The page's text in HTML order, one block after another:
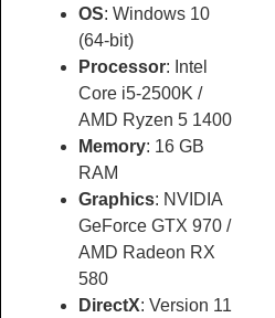
OS: Windows 10
(64-bit)
Processor: Intel
Core i5-2500K /
AMD Ryzen 5 1400
Memory: 16 GB
RAM
Graphics: NVIDIA
GeForce GTX 970 /
AMD Radeon RX
580
DirectX: Version 11